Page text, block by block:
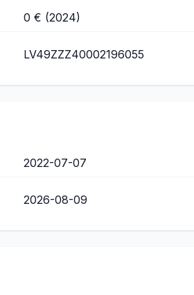
0 € (2024)
LV49ZZZ40002196055
2022-07-07
2026-08-09